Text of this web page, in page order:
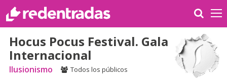
Hocus Pocus Festival. Gala
Internacional
Ilusionismo Todos los públicos